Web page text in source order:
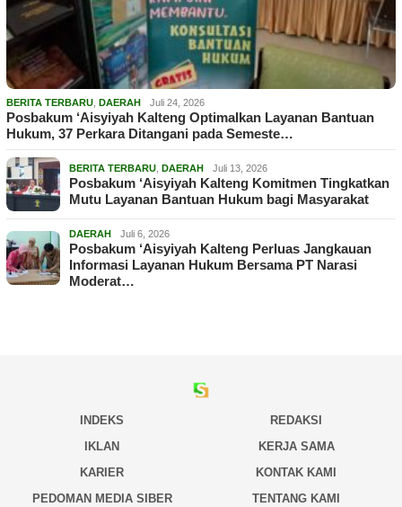
BERITA TERBARU DAERAH Juli 24, 2026
Posbakum ‘Aisyiyah Kalteng Optimalkan Layanan Bantuan
Hukum, 37 Perkara Ditangani pada Semeste…
BERITA TERBARU DAERAH Juli 13, 2026
Posbakum ‘Aisyiyah Kalteng Komitmen Tingkatkan
Mutu Layanan Bantuan Hukum bagi Masyarakat
DAERAH Juli 6, 2026
Posbakum ‘Aisyiyah Kalteng Perluas Jangkauan
Informasi Layanan Hukum Bersama PT Narasi
Moderat…
INDEKS
REDAKSI
IKLAN
KERJA SAMA
KARIER
KONTAK KAMI
PEDOMAN MEDIA SIBER
TENTANG KAMI